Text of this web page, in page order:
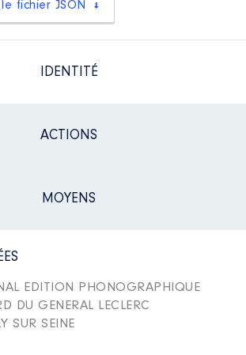
fichier JSON
IDENTITÉ
ACTIONS
MOYENS
EDITION PHONOGRAPHIQUE
DU GENERAL LECLERC
SUR SEINE